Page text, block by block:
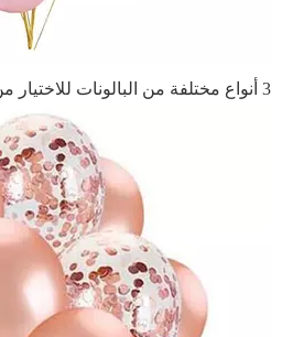
3 أنواع مختلفة من البالونات للاختيار من بينها